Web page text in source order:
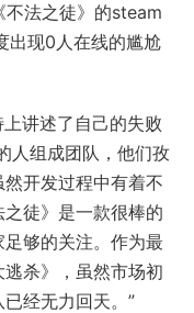
不法之徒》的steam
出现0人在线的尴尬
讲述了自己的失败
人组成团队，他们孜
开发过程中有着不
徒》是一款很棒的
够的关注。作为最
杀》，虽然市场初
经无力回天。”